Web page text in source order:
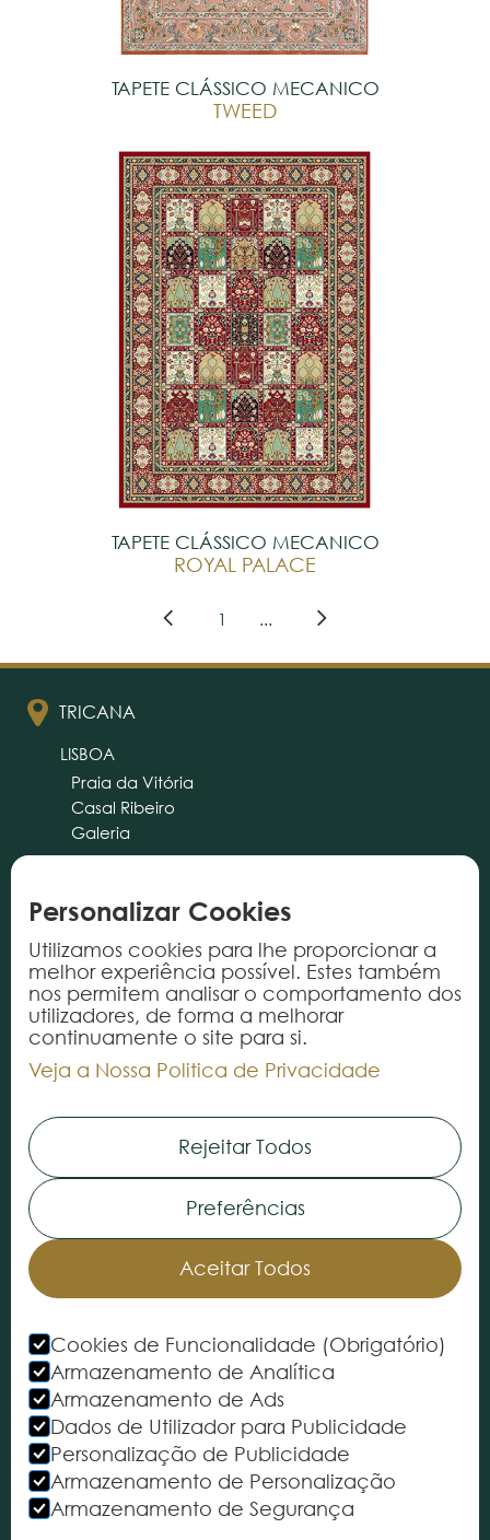
TAPETE CLÁSSICO MECANICO
TWEED
TAPETE CLÁSSICO MECANICO
ROYAL PALACE
1 ...
TRICANA
cliente@tricana.pt
LISBOA
Praia da Vitória
Casal Ribeiro
Galeria
PORTO
ALMANCIL
PRODUTOS
INFORMAÇÃO
Tapetes
Alcatifas
Vinílicos
As nossas Lojas
Contacte-nos
Politica de Privacidade
Termos e Condições
Satisfação do Cliente
Cartão Cliente Premium
Personalizar Cookies
Utilizamos cookies para lhe proporcionar a
melhor experiência possível. Estes também
nos permitem analisar o comportamento dos
utilizadores, de forma a melhorar
continuamente o site para si.
Veja a Nossa Politica de Privacidade
Rejeitar Todos
Preferências
Aceitar Todos
Cookies de Funcionalidade (Obrigatório)
Armazenamento de Analítica
Armazenamento de Ads
Dados de Utilizador para Publicidade
Personalização de Publicidade
Armazenamento de Personalização
Armazenamento de Segurança